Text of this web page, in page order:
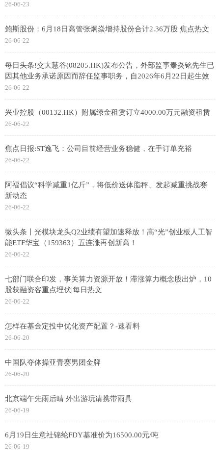
26-06-23
鲍斯股份：6月18日高管张炯焱增持股份合计2.36万股 焦点热文
26-06-22
每日头条!交大慧谷(08205.HK)发布公告，外部监事秦炎铭先生已
因其他业务承诺原因而辞任监事职务，自2026年6月22日起生效
26-06-22
兴业控股（00132.HK）附属绿金租赁订立4000.00万元融资租赁
26-06-22
焦点日报:ST逸飞：公司目前经营业务稳健，在手订单充裕
26-06-22
阿福倡议“科学减重1亿斤”，将低价送体脂秤、发起减重挑战赛
新动态
26-06-22
微头条丨光模块龙头Q2业绩有望加速释放！高“光”创业板人工智
能ETF华宝（159363）五连涨再创新高！
26-06-22
七部门联合印发，事关算力资源开放！滞涨算力概念股出炉，10
股获融资客重点埋伏|每日热文
26-06-22
怎样在基金定投中优化资产配置？-速看料
26-06-20
中国队夺体操亚青赛男团金牌
26-06-20
北京端午先雨后晴 外出游玩请携带雨具
26-06-19
6月19日生意社锦纶FDY基准价为16500.00元/吨
26-06-19